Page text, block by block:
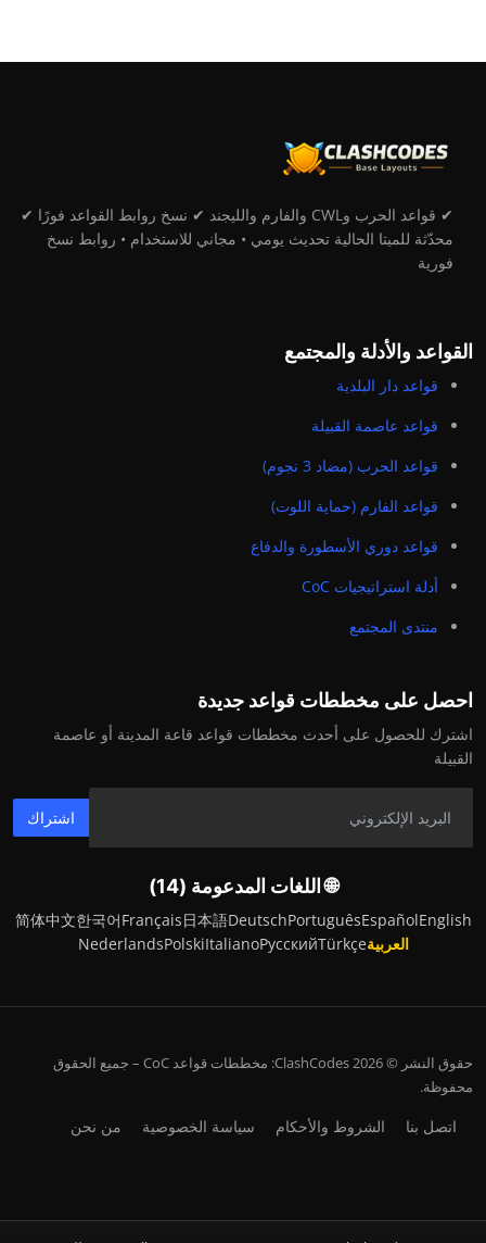
✔ قواعد الحرب وCWL والفارم والليجند ✔ نسخ روابط القواعد فورًا ✔
محدّثة للميتا الحالية تحديث يومي • مجاني للاستخدام • روابط نسخ
فورية
القواعد والأدلة والمجتمع
قواعد دار البلدية
قواعد عاصمة القبيلة
قواعد الحرب (مضاد 3 نجوم)
قواعد الفارم (حماية اللوت)
قواعد دوري الأسطورة والدفاع
أدلة استراتيجيات CoC
منتدى المجتمع
احصل على مخططات قواعد جديدة
اشترك للحصول على أحدث مخططات قواعد قاعة المدينة أو عاصمة
القبيلة
اشتراك
🌐 اللغات المدعومة (14)
English
Español
Português
Deutsch
日本語
Français
한국어
简体中文
العربيةTürkçe
Русский
Italiano
Polski
Nederlands
حقوق النشر © 2026 ClashCodes: مخططات قواعد CoC – جميع الحقوق
محفوظة.
اتصل بنا الشروط والأحكام سياسة الخصوصية من نحن